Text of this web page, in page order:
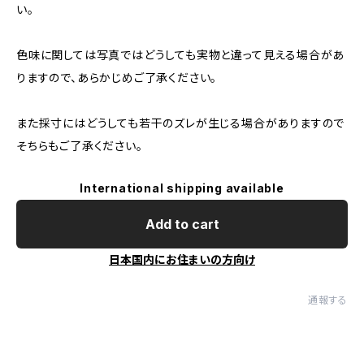
い。
色味に関しては写真ではどうしても実物と違って見える場合があ
りますので、あらかじめご了承ください。
また採寸にはどうしても若干のズレが生じる場合がありますので
そちらもご了承ください。
International shipping available
Add to cart
日本国内にお住まいの方向け
通報する